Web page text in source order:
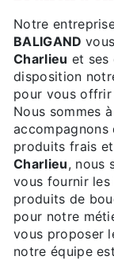
Notre
BALIGAND
Charlieu et ses
disposition
pour vous
Nous sommes
produits frais
Charlieu, nous
vous fournir les
produits de
pour notre
vous proposer
notre équipe